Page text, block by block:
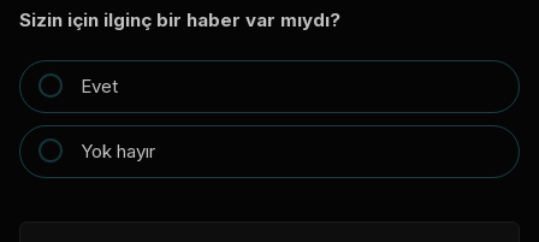
Sizin için ilginç bir haber var mıydı?
Evet
Yok hayır